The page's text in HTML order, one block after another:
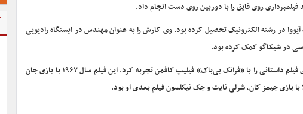
در رشته الکترونیک تحصیل کرده بود. وی کارش را به عنوان مهندس در ایستگاه رادیویی
سی در شیکاگو کمک کرده بود.
وی سپس به فیلمبرداری آثار مستند علاقه‌مند شد و اولین فیلمبرداری برای فیلم داستانی را با «فرانک بی‌باک» فیلیپ کافمن تجربه کرد. این فیلم سال ۱۹۶۷ با بازی جان